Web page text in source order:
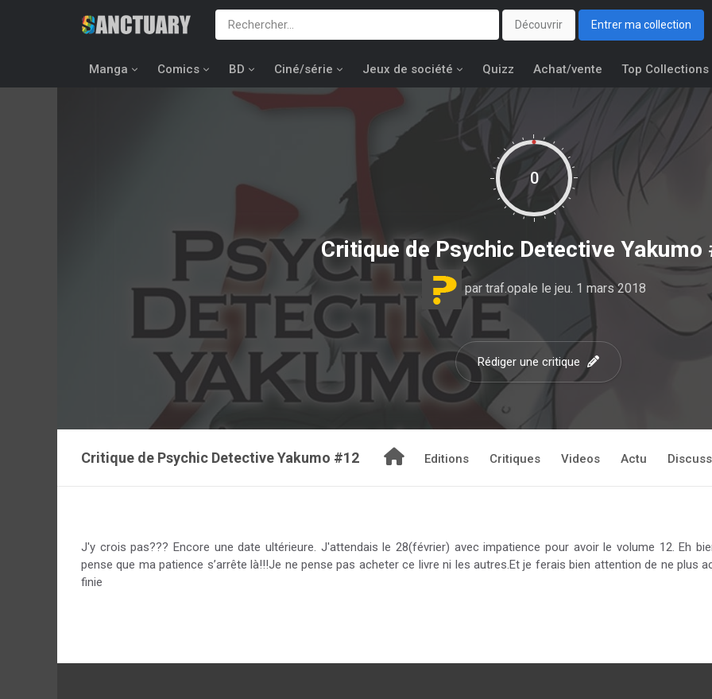
Découvrir Entrer ma collection
Manga Comics BD Ciné/série Jeux de société Quizz Achat/vente Top Collections
0
Critique dePsychic Detective Yakumo
par traf.opale le jeu. 1 mars 2018
Rédiger une critique
Critique de Psychic Detective Yakumo #12 Editions Critiques Videos Actu
J'y crois pas??? Encore une date ultérieure. J'attendais le 28(février) avec impatience pour avoir le volume 12. Eh
pense que ma patience s’arrête là!!!Je ne pense pas acheter ce livre ni les autres.Et je ferais bien attention de ne plus
finie